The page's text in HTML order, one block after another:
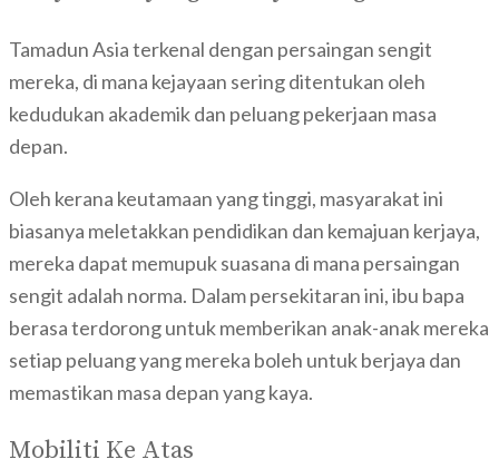
Tamadun Asia terkenal dengan persaingan sengit
mereka, di mana kejayaan sering ditentukan oleh
kedudukan akademik dan peluang pekerjaan masa
depan.
Oleh kerana keutamaan yang tinggi, masyarakat ini
biasanya meletakkan pendidikan dan kemajuan kerjaya,
mereka dapat memupuk suasana di mana persaingan
sengit adalah norma. Dalam persekitaran ini, ibu bapa
berasa terdorong untuk memberikan anak-anak mereka
setiap peluang yang mereka boleh untuk berjaya dan
memastikan masa depan yang kaya.
Mobiliti Ke Atas